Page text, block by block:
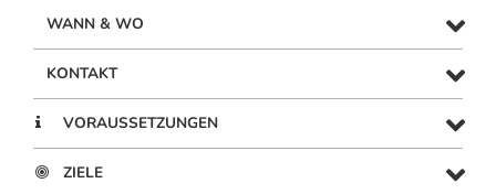
WANN & WO
KONTAKT
VORAUSSETZUNGEN
ZIELE